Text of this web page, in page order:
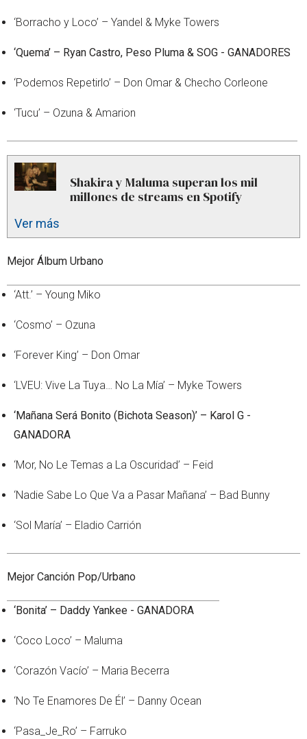
‘Borracho y Loco’ – Yandel & Myke Towers
‘Quema’ – Ryan Castro, Peso Pluma & SOG - GANADORES
‘Podemos Repetirlo’ – Don Omar & Checho Corleone
‘Tucu’ – Ozuna & Amarion
Shakira y Maluma superan los mil
millones de streams en Spotify
Ver más
Mejor Álbum Urbano
‘Att.’ – Young Miko
‘Cosmo’ – Ozuna
‘Forever King’ – Don Omar
‘LVEU: Vive La Tuya… No La Mía’ – Myke Towers
‘Mañana Será Bonito (Bichota Season)’ – Karol G -
GANADORA
‘Mor, No Le Temas a La Oscuridad’ – Feid
‘Nadie Sabe Lo Que Va a Pasar Mañana’ – Bad Bunny
‘Sol María’ – Eladio Carrión
Mejor Canción Pop/Urbano
‘Bonita’ – Daddy Yankee - GANADORA
‘Coco Loco’ – Maluma
‘Corazón Vacío’ – Maria Becerra
‘No Te Enamores De Él’ – Danny Ocean
‘Pasa_Je_Ro’ – Farruko